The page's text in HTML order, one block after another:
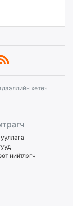
хөтөч
нийтлэгч